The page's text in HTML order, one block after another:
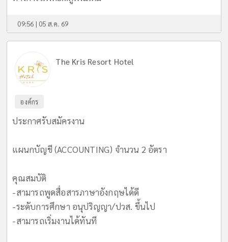
09:56 | 05 ส.ค. 69
The Kris Resort Hotel
องค์กร
ประกาศรับสมัครงาน
แผนกบัญชี (ACCOUNTING) จำนวน 2 อัตรา
คุณสมบัติ
-สามารถพูดสื่อสารภาษาอังกฤษได้ดี
-ระดับการศึกษา อนุปริญญา/ปวส. ขึ้นไป
-สามารถเริ่มงานได้ทันที